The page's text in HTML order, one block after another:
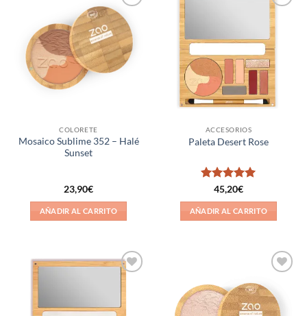
Añadir
a la
lista de
deseos
COLORETE
Mosaico Sublime 352 – Halé
Sunset
23,90€
AÑADIR AL CARRITO
Añadir
a la
lista de
deseos
ACCESORIOS
Paleta Desert Rose
Valorado
con5de 5
45,20€
AÑADIR AL CARRITO
Añadir
deseos
a la
lista de
deseos